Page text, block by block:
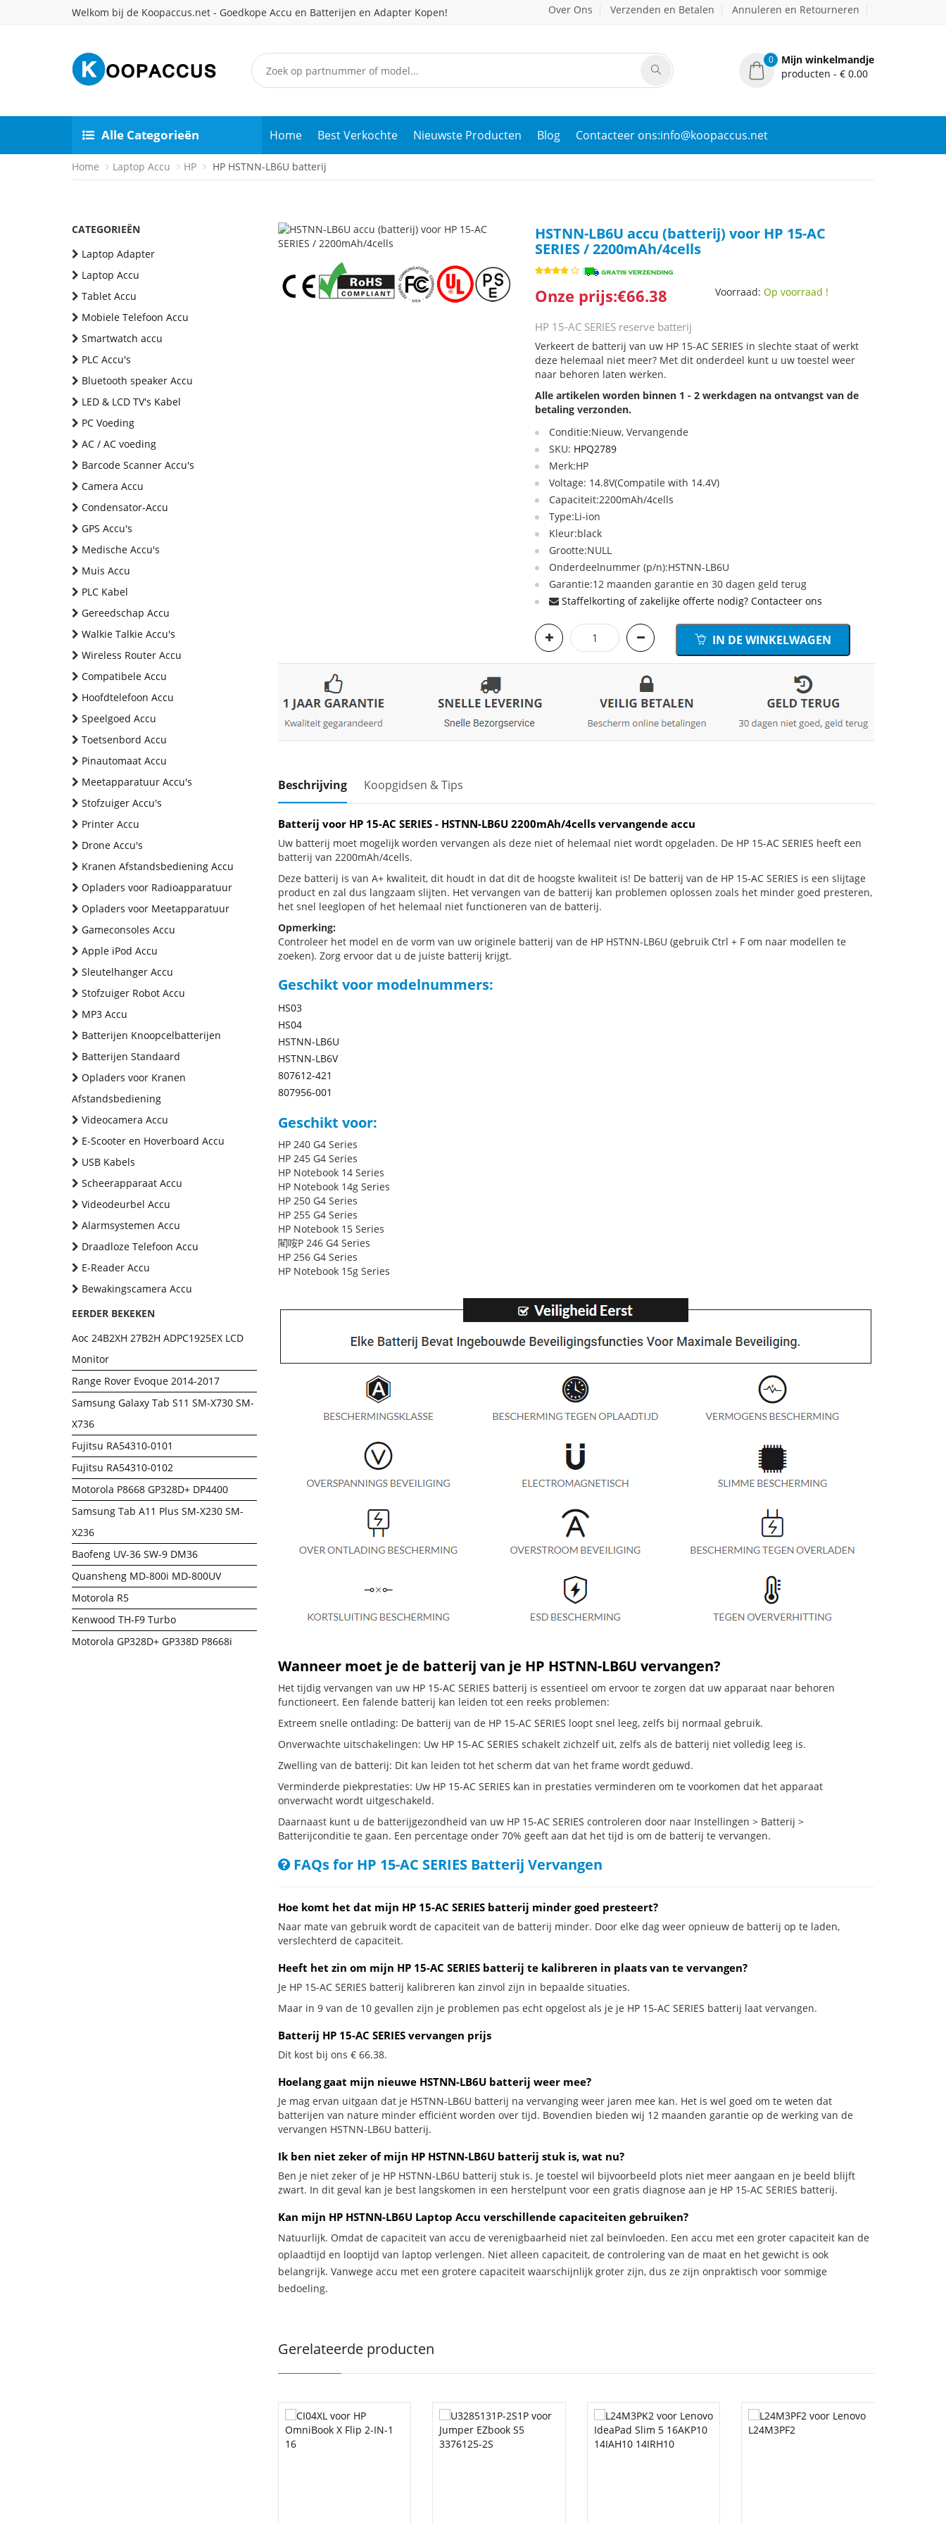
Welkom bij de Koopaccus.net - Goedkope Accu en Batterijen en Adapter Kopen! Over Ons Verzenden en Betalen Annuleren en Retourneren
0
Mijn winkelmandje
producten - € 0.00
Alle Categorieën Home Best Verkochte Nieuwste Producten Blog Contacteer ons:info@koopaccus.net
Home Laptop Accu HP HP HSTNN-LB6U batterij
CATEGORIEËN
Laptop Adapter
Laptop Accu
Tablet Accu
Mobiele Telefoon Accu
Smartwatch accu
PLC Accu's
Bluetooth speaker Accu
LED & LCD TV's Kabel
PC Voeding
AC / AC voeding
Barcode Scanner Accu's
Camera Accu
Condensator-Accu
GPS Accu's
Medische Accu's
Muis Accu
PLC Kabel
Gereedschap Accu
Walkie Talkie Accu's
Wireless Router Accu
Compatibele Accu
Hoofdtelefoon Accu
Speelgoed Accu
Toetsenbord Accu
Pinautomaat Accu
Meetapparatuur Accu's
Stofzuiger Accu's
Printer Accu
Drone Accu's
Kranen Afstandsbediening Accu
Opladers voor Radioapparatuur
Opladers voor Meetapparatuur
Gameconsoles Accu
Apple iPod Accu
Sleutelhanger Accu
Stofzuiger Robot Accu
MP3 Accu
Batterijen Knoopcelbatterijen
Batterijen Standaard
Opladers voor Kranen
Afstandsbediening
Videocamera Accu
E-Scooter en Hoverboard Accu
USB Kabels
Scheerapparaat Accu
Videodeurbel Accu
Alarmsystemen Accu
Draadloze Telefoon Accu
E-Reader Accu
Bewakingscamera Accu
EERDER BEKEKEN
Aoc 24B2XH 27B2H ADPC1925EX LCD
Monitor
Range Rover Evoque 2014-2017
Samsung Galaxy Tab S11 SM-X730 SM-
X736
Fujitsu RA54310-0101
Fujitsu RA54310-0102
Motorola P8668 GP328D+ DP4400
Samsung Tab A11 Plus SM-X230 SM-
X236
Baofeng UV-36 SW-9 DM36
Quansheng MD-800i MD-800UV
Motorola R5
Kenwood TH-F9 Turbo
Motorola GP328D+ GP338D P8668i
HSTNN-LB6U accu (batterij) voor HP 15-AC
SERIES / 2200mAh/4cells
Onze prijs:€66.38 Voorraad:Op voorraad !
HP 15-AC SERIES reserve batterij
Verkeert de batterij van uw HP 15-AC SERIES in slechte staat of werkt
deze helemaal niet meer? Met dit onderdeel kunt u uw toestel weer
naar behoren laten werken.
Alle artikelen worden binnen 1 - 2 werkdagen na ontvangst van de
betaling verzonden.
Conditie:Nieuw, Vervangende
SKU: HPQ2789
Merk:HP
Voltage: 14.8V(Compatile with 14.4V)
Capaciteit:2200mAh/4cells
Type:Li-ion
Kleur:black
Grootte:NULL
Onderdeelnummer (p/n):HSTNN-LB6U
Garantie:12 maanden garantie en 30 dagen geld terug
Staffelkorting of zakelijke offerte nodig? Contacteer ons
IN DE WINKELWAGEN
Beschrijving Koopgidsen & Tips
Batterij voor HP 15-AC SERIES - HSTNN-LB6U 2200mAh/4cells vervangende accu
Uw batterij moet mogelijk worden vervangen als deze niet of helemaal niet wordt opgeladen. De HP 15-AC SERIES heeft een
batterij van 2200mAh/4cells.
Deze batterij is van A+ kwaliteit, dit houdt in dat dit de hoogste kwaliteit is! De batterij van de HP 15-AC SERIES is een slijtage
product en zal dus langzaam slijten. Het vervangen van de batterij kan problemen oplossen zoals het minder goed presteren,
het snel leeglopen of het helemaal niet functioneren van de batterij.
Opmerking:
Controleer het model en de vorm van uw originele batterij van de HP HSTNN-LB6U (gebruik Ctrl + F om naar modellen te
zoeken). Zorg ervoor dat u de juiste batterij krijgt.
Geschikt voor modelnummers:
HS03
HS04
HSTNN-LB6U
HSTNN-LB6V
807612-421
807956-001
Geschikt voor:
HP 240 G4 Series
HP 245 G4 Series
HP Notebook 14 Series
HP Notebook 14g Series
HP 250 G4 Series
HP 255 G4 Series
HP Notebook 15 Series
閵咹P 246 G4 Series
HP 256 G4 Series
HP Notebook 15g Series
Wanneer moet je de batterij van je HP HSTNN-LB6U vervangen?
Het tijdig vervangen van uw HP 15-AC SERIES batterij is essentieel om ervoor te zorgen dat uw apparaat naar behoren
functioneert. Een falende batterij kan leiden tot een reeks problemen:
Extreem snelle ontlading: De batterij van de HP 15-AC SERIES loopt snel leeg, zelfs bij normaal gebruik.
Onverwachte uitschakelingen: Uw HP 15-AC SERIES schakelt zichzelf uit, zelfs als de batterij niet volledig leeg is.
Zwelling van de batterij: Dit kan leiden tot het scherm dat van het frame wordt geduwd.
Verminderde piekprestaties: Uw HP 15-AC SERIES kan in prestaties verminderen om te voorkomen dat het apparaat
onverwacht wordt uitgeschakeld.
Daarnaast kunt u de batterijgezondheid van uw HP 15-AC SERIES controleren door naar Instellingen > Batterij >
Batterijconditie te gaan. Een percentage onder 70% geeft aan dat het tijd is om de batterij te vervangen.
FAQs for HP 15-AC SERIES Batterij Vervangen
Hoe komt het dat mijn HP 15-AC SERIES batterij minder goed presteert?
Naar mate van gebruik wordt de capaciteit van de batterij minder. Door elke dag weer opnieuw de batterij op te laden,
verslechterd de capaciteit.
Heeft het zin om mijn HP 15-AC SERIES batterij te kalibreren in plaats van te vervangen?
Je HP 15-AC SERIES batterij kalibreren kan zinvol zijn in bepaalde situaties.
Maar in 9 van de 10 gevallen zijn je problemen pas echt opgelost als je je HP 15-AC SERIES batterij laat vervangen.
Batterij HP 15-AC SERIES vervangen prijs
Dit kost bij ons € 66.38.
Hoelang gaat mijn nieuwe HSTNN-LB6U batterij weer mee?
Je mag ervan uitgaan dat je HSTNN-LB6U batterij na vervanging weer jaren mee kan. Het is wel goed om te weten dat
batterijen van nature minder efficiënt worden over tijd. Bovendien bieden wij 12 maanden garantie op de werking van de
vervangen HSTNN-LB6U batterij.
Ik ben niet zeker of mijn HP HSTNN-LB6U batterij stuk is, wat nu?
Ben je niet zeker of je HP HSTNN-LB6U batterij stuk is. Je toestel wil bijvoorbeeld plots niet meer aangaan en je beeld blijft
zwart. In dit geval kan je best langskomen in een herstelpunt voor een gratis diagnose aan je HP 15-AC SERIES batterij.
Kan mijn HP HSTNN-LB6U Laptop Accu verschillende capaciteiten gebruiken?
Natuurlijk. Omdat de capaciteit van accu de verenigbaarheid niet zal beïnvloeden. Een accu met een groter capaciteit kan de
oplaadtijd en looptijd van laptop verlengen. Niet alleen capaciteit, de controlering van de maat en het gewicht is ook
belangrijk. Vanwege accu met een grotere capaciteit waarschijnlijk groter zijn, dus ze zijn onpraktisch voor sommige
bedoeling.
Gerelateerde producten